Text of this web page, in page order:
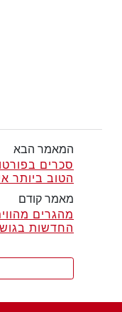
המאמר הבא
סכרים
הטוב ביותר
מאמר קודם
מהגרים
החדשות בגוש